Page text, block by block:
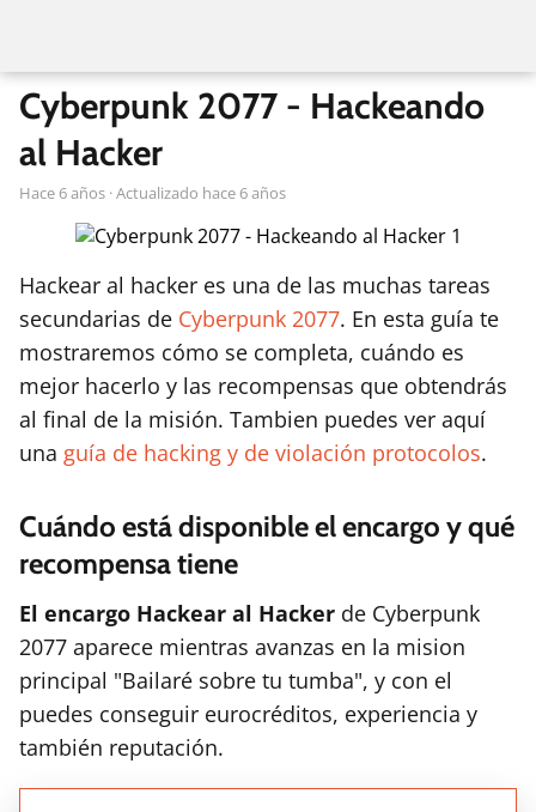
Cyberpunk 2077 - Hackeando
al Hacker
hace 6 años · Actualizado hace 6 años
Hackear al hacker es una de las muchas tareas
secundarias de Cyberpunk 2077. En esta guía te
mostraremos cómo se completa, cuándo es
mejor hacerlo y las recompensas que obtendrás
al final de la misión. Tambien puedes ver aquí
una guía de hacking y de violación protocolos.
Cuándo está disponible el encargo y qué
recompensa tiene
El encargo Hackear al Hacker de Cyberpunk
2077 aparece mientras avanzas en la mision
principal "Bailaré sobre tu tumba", y con el
puedes conseguir eurocréditos, experiencia y
también reputación.